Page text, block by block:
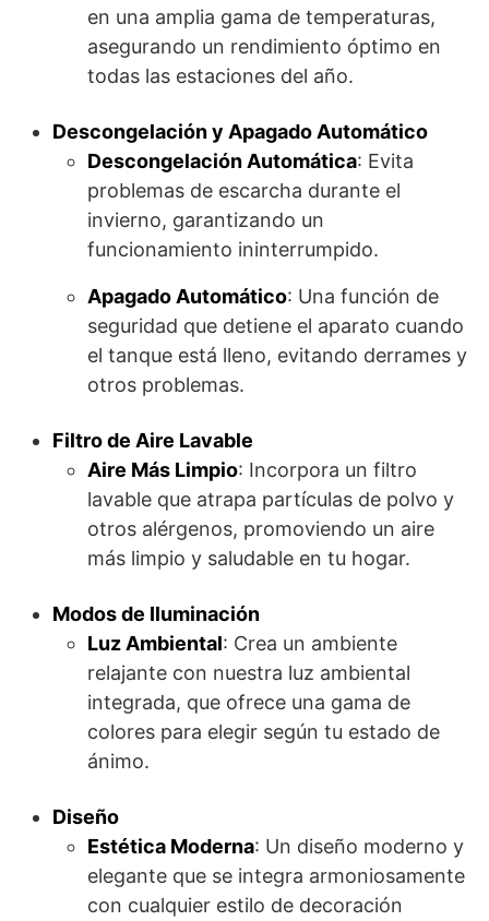
en una amplia gama de temperaturas,
asegurando un rendimiento óptimo en
todas las estaciones del año.
Descongelación y Apagado Automático
Descongelación Automática: Evita
problemas de escarcha durante el
invierno, garantizando un
funcionamiento ininterrumpido.
Apagado Automático: Una función de
seguridad que detiene el aparato cuando
el tanque está lleno, evitando derrames y
otros problemas.
Filtro de Aire Lavable
Aire Más Limpio: Incorpora un filtro
lavable que atrapa partículas de polvo y
otros alérgenos, promoviendo un aire
más limpio y saludable en tu hogar.
Modos de Iluminación
Luz Ambiental: Crea un ambiente
relajante con nuestra luz ambiental
integrada, que ofrece una gama de
colores para elegir según tu estado de
ánimo.
Diseño
Estética Moderna: Un diseño moderno y
elegante que se integra armoniosamente
con cualquier estilo de decoración